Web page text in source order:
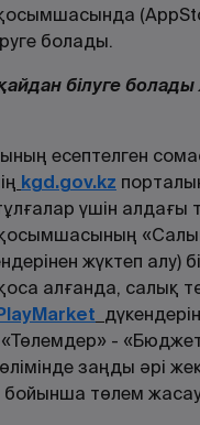
болады.
білуге
есептелген
kgd.gov.kz
үшін алдағы
жүктеп алу)
алғанда, салық
«Төлемдер» -
заңды әрі
төлем жасау